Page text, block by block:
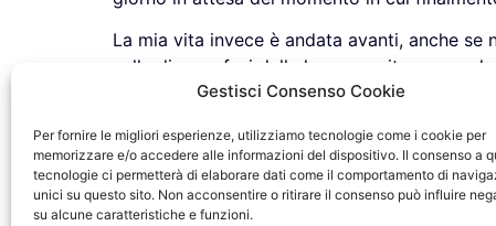
Gestisci Consenso Cookie
Per fornire le migliori esperienze, utilizziamo tecnologie come i cookie per
memorizzare e/o accedere alle informazioni del dispositivo. Il consenso a
tecnologie ci permetterà di elaborare dati come il comportamento di
unici su questo sito. Non acconsentire o ritirare il consenso può influire
su alcune caratteristiche e funzioni.
La mia vita invece è andata avanti, anche
nelle diverse fasi della loro crescita, se non
rimarginato. Perché la sua perdita non è
provare a nasconderla, anche a te stessa
menomazione, alla fine a conviverci, ad
vita.
In un dolore che non riesce ancora a trovare